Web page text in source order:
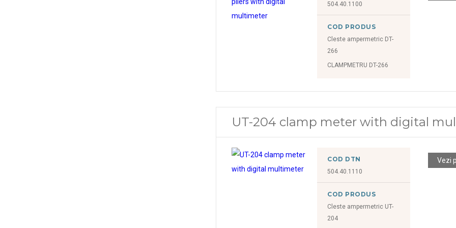
504.40.1100
COD PRODUS
Cleste ampermetric DT-
266
CLAMPMETRU DT-266
UT-204 clamp meter with digital
COD DTN
504.40.1110
COD PRODUS
Cleste ampermetric UT-
204
Vezi